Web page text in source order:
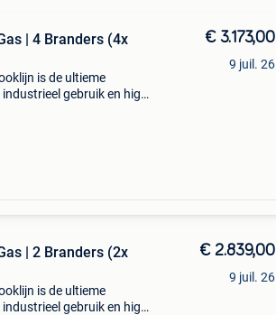
| 4 Branders (4x
is de ultieme
gebruik en high-
€ 3.173,00
9 juil. 26
| 2 Branders (2x
is de ultieme
gebruik en high-
€ 2.839,00
9 juil. 26